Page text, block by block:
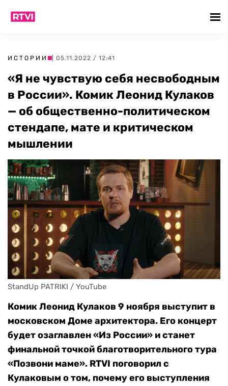
ИСТОРИИ | 05.11.2022 / 12:41
«Я не чувствую себя несвободным
в России». Комик Леонид Кулаков
— об общественно-политическом
стендапе, мате и критическом
мышлении
StandUp PATRIKI / YouTube
Комик Леонид Кулаков 9 ноября выступит в
московском Доме архитектора. Его концерт
будет озаглавлен «Из России» и станет
финальной точкой благотворительного тура
«Позвони маме». RTVI поговорил с
Кулаковым о том, почему его выступления